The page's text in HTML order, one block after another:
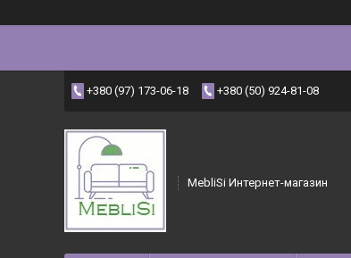
+380 (97) 173-06-18 +380 (50) 924-81-08
MebliSi Интернет-магазин